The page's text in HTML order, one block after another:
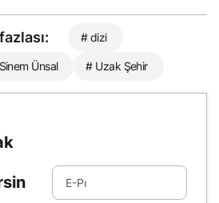
# dizi
Ünsal # Uzak Şehir